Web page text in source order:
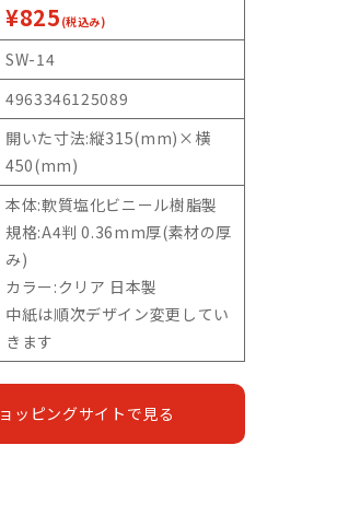
¥825 (税込み)
SW-14
4963346125089
開いた寸法:縦315(mm)×横
450(mm)
本体:軟質塩化ビニール樹脂製
規格:A4判 0.36mm厚(素材の厚
み)
カラー:クリア 日本製
中紙は順次デザイン変更してい
きます
ッピングサイトで見る